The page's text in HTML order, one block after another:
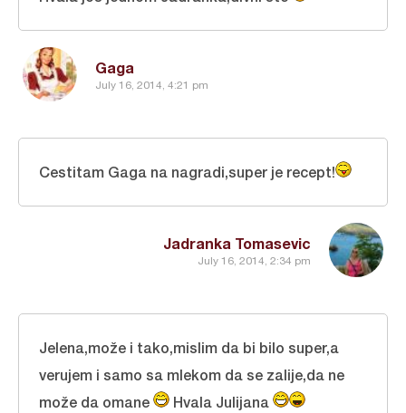
Gaga
July 16, 2014, 4:21 pm
Jadranka Tomasevic
July 16, 2014, 2:34 pm
Cestitam Gaga na nagradi,super je recept!
Jelena,može i tako,mislim da bi bilo super,a
verujem i samo sa mlekom da se zalije,da ne
može da omane
Hvala Julijana